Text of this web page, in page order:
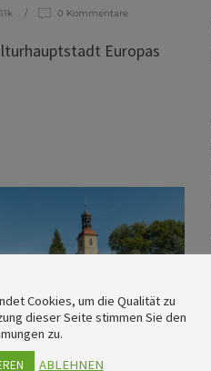
0 Kommentare
Europas
Cookies, um die Qualität zu
dieser Seite stimmen Sie den
zu.
ABLEHNEN